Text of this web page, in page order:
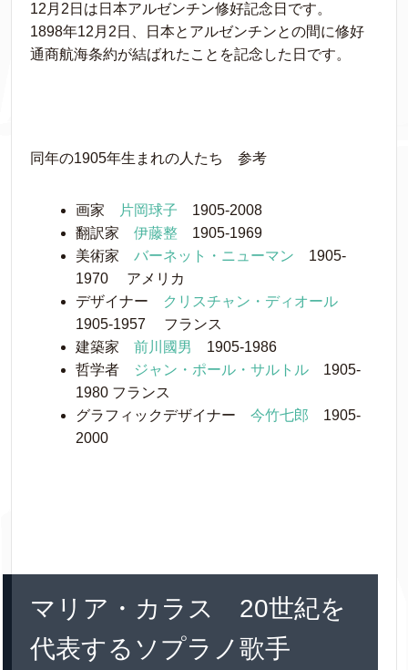
12月2日は日本アルゼンチン修好記念日です。
1898年12月2日、日本とアルゼンチンとの間に修好
通商航海条約が結ばれたことを記念した日です。
同年の1905年生まれの人たち 参考
画家 片岡球子 1905-2008
翻訳家 伊藤整 1905-1969
美術家 バーネット・ニューマン 1905-
1970 アメリカ
デザイナー
クリスチャン・ディオール
1905-1957 フランス
建築家 前川國男
1905-1986
哲学者
ジャン・ポール・サルトル 1905-
1980 フランス
グラフィックデザイナー 今竹七郎 1905-
2000
マリア・カラス 20世紀を
代表するソプラノ歌手